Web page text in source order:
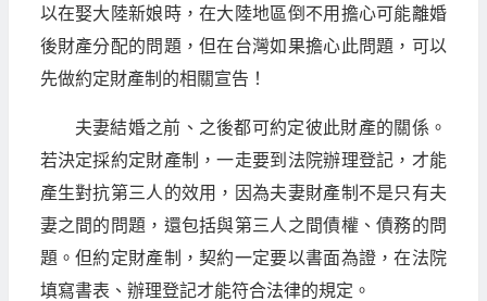
以在娶大陸新娘時，在大陸地區倒不用擔心可能離婚
後財產分配的問題，但在台灣如果擔心此問題，可以
先做約定財產制的相關宣告！
夫妻結婚之前、之後都可約定彼此財產的關係。
若決定採約定財產制，一走要到法院辦理登記，才能
產生對抗第三人的效用，因為夫妻財產制不是只有夫
妻之間的問題，還包括與第三人之間債權、債務的問
題。但約定財產制，契約一定要以書面為證，在法院
填寫書表、辦理登記才能符合法律的規定。